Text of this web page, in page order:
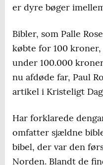
er dyre bøger
Bibler, som Palle
købte for 100
under 100.000
nu afdøde far, Paul
artikel i Kristeligt
Har forklarede
omfatter sjældne
bibel, der var den
Norden. Blandt de